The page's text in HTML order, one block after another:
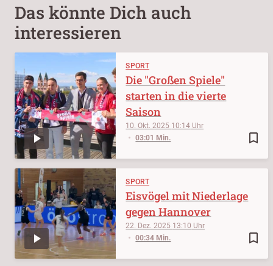
Das könnte Dich auch
interessieren
SPORT
bookmark_border
10. Okt. 2025 10:14
03:01 Min.
Die "Großen Spiele"
starten in die vierte
Saison
SPORT
bookmark_border
22. Dez. 2025 13:10
00:34 Min.
Eisvögel mit Niederlage
gegen Hannover